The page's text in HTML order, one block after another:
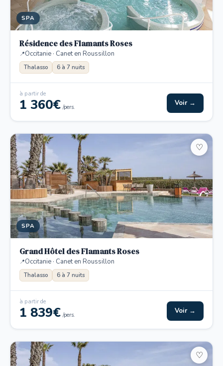
SPA
Résidence des Flamants Roses
Occitanie · Canet en Roussillon
Thalasso 6 à 7 nuits
à partir de
1 360€ /pers. Voir →
SPA
♡
Grand Hôtel des Flamants Roses
Occitanie · Canet en Roussillon
Thalasso 6 à 7 nuits
à partir de
1 839€ /pers. Voir →
♡